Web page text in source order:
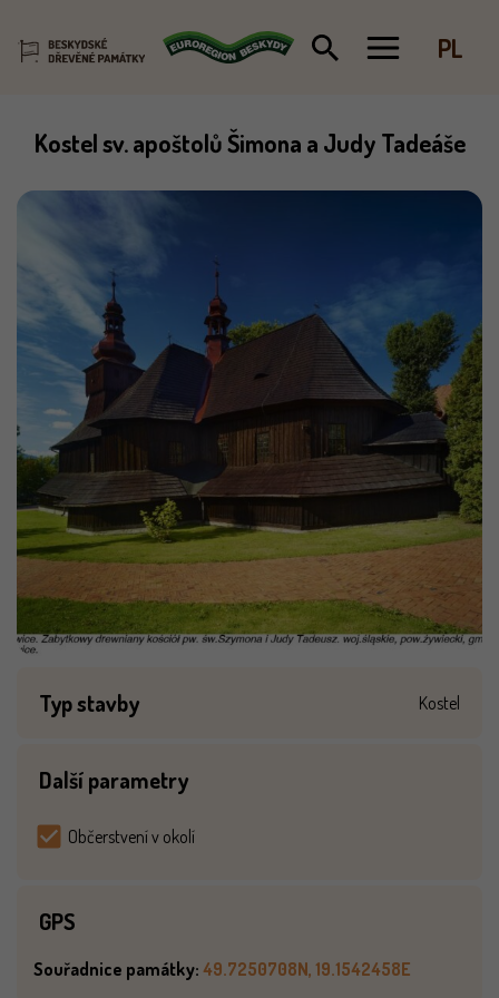
PL
Kostel sv. apoštolů Šimona a Judy Tadeáše
Typ stavby Kostel
Další parametry
Občerstvení v okolí
GPS
Souřadnice památky: 49.7250708N, 19.1542458E